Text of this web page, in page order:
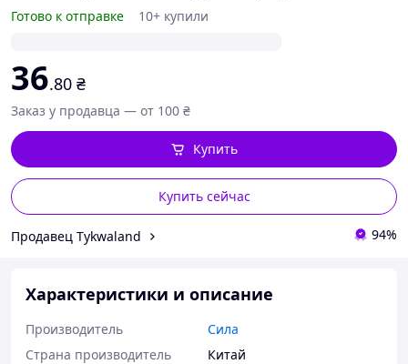
Готово к отправке
10+ купили
36.80 ₴
Заказ у продавца — от 100 ₴
Купить сейчас
Купить
Продавец Tykwaland 94%
Характеристики и описание
Производитель
Сила
Страна производитель
Китай